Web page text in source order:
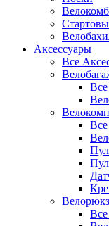
Аксессуары
Все